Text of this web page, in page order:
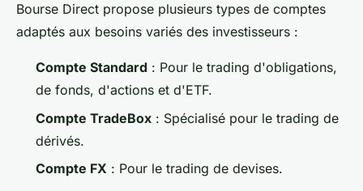
Bourse Direct propose plusieurs types de comptes
adaptés aux besoins variés des investisseurs :
Compte Standard : Pour le trading d'obligations,
de fonds, d'actions et d'ETF.
Compte TradeBox : Spécialisé pour le trading de
dérivés.
Compte FX : Pour le trading de devises.